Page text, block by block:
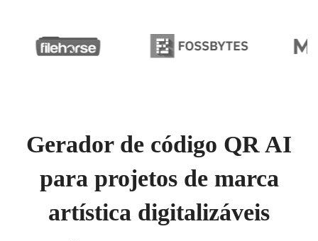
Gerador de código QR AI
para projetos de marca
artística digitalizáveis